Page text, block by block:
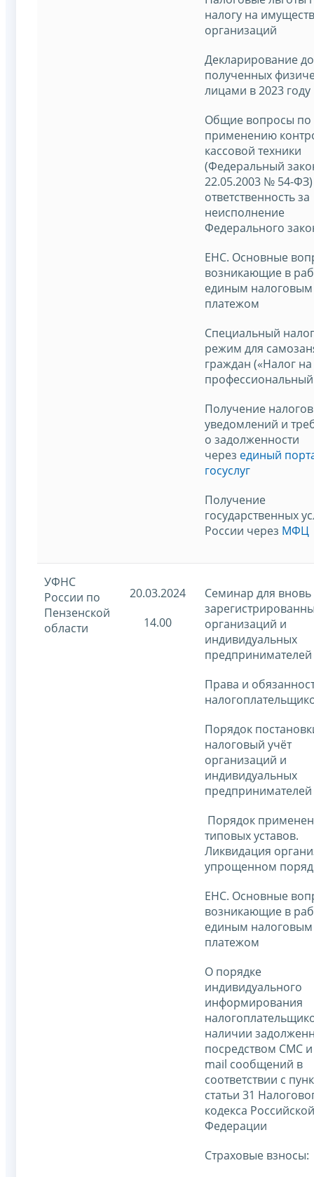
налогу на
организаций
Декларирование
полученных
лицами в 2023 году
Общие вопросы по
применению
кассовой техники
(Федеральный
22.05.2003 № 54-
ответственность за
неисполнение
Федерального
ЕНС. Основные
возникающие в
единым налоговым
платежом
Специальный
режим для
граждан («Налог на
Получение
уведомлений и
о задолженности
через единый
госуслуг
Получение
государственных
России через МФЦ
УФНС
России по
Пензенской
области
20.03.2024
14.00
Семинар для вновь
организаций и
индивидуальных
предпринимателей
Права и
Порядок
налоговый учёт
организаций и
индивидуальных
предпринимателей
Порядок
типовых уставов.
Ликвидация
упрощенном
ЕНС. Основные
возникающие в
единым налоговым
платежом
О порядке
индивидуального
информирования
наличии
посредством СМС и
mail сообщений в
соответствии с
статьи 31
кодекса Российской
Федерации
Страховые взносы: